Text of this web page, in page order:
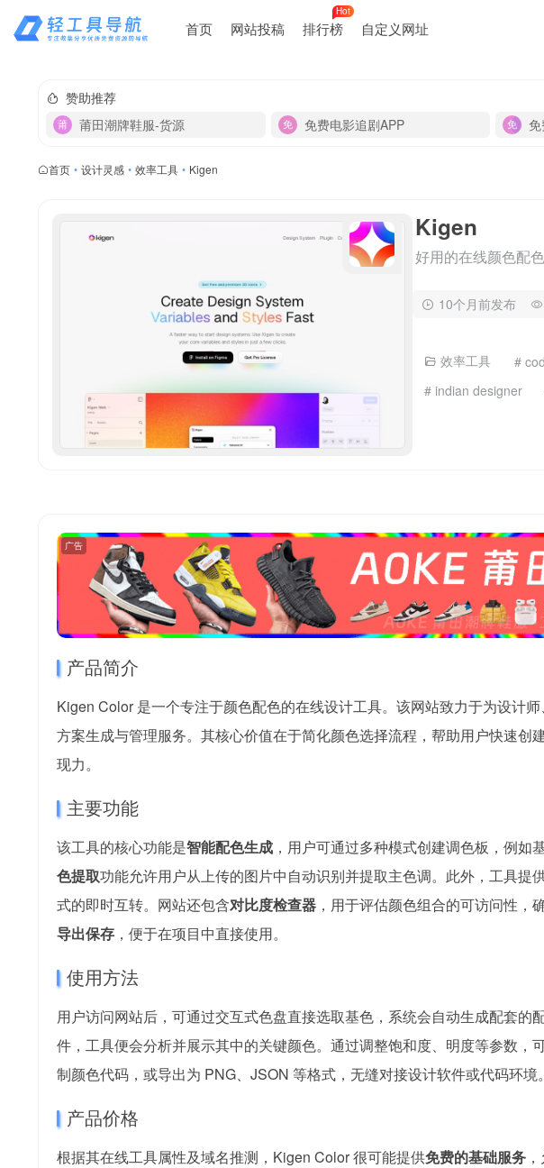
首页 网站投稿 排行榜
Hot
自定义网址
赞助推荐
莆田潮牌鞋服-货源
免费电影追剧APP
首页 • 设计灵感 • 效率工具 • Kigen
Kigen
好用的在线颜色配
10个月前发布
效率工具 #
# indian designer
广告
产品简介
Kigen Color 是一个专注于颜色配色的在线设计工具。该网站致力于为设计
方案生成与管理服务。其核心价值在于简化颜色选择流程，帮助用户快速创
现力。
主要功能
该工具的核心功能是智能配色生成 ，用户可通过多种模式创建调色板，例如
色提取功能允许用户从上传的图片中自动识别并提取主色调。此外，工具提
式的即时互转。网站还包含对比度检查器 ，用于评估颜色组合的可访问性
导出保存 ，便于在项目中直接使用。
使用方法
用户访问网站后，可通过交互式色盘直接选取基色，系统会自动生成配套的
件，工具便会分析并展示其中的关键颜色。通过调整饱和度、明度等参数，
制颜色代码，或导出为 PNG、JSON 等格式，无缝对接设计软件或代码环境。
产品价格
根据其在线工具属性及域名推测，Kigen Color 很可能提供免费的基础服务